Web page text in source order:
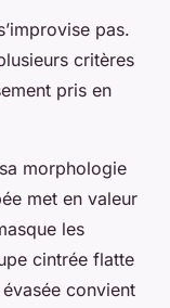
pas.
critères
pris en
morphologie
met en valeur
les
cintrée flatte
convient